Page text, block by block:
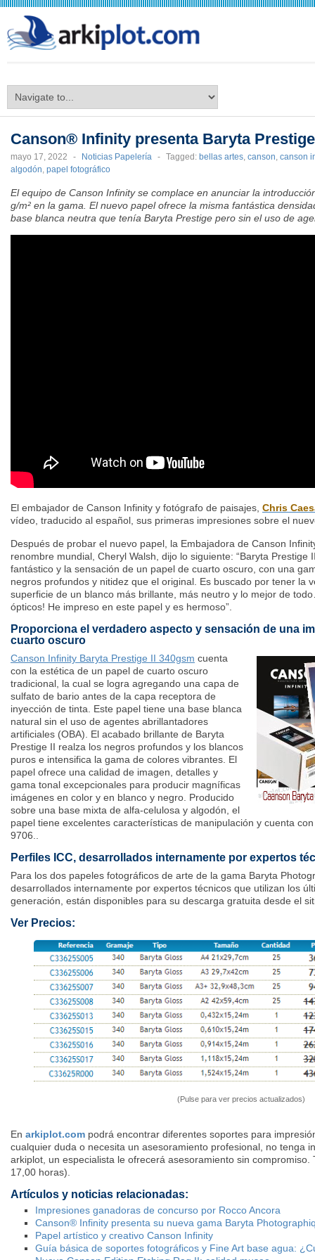
Canson® Infinity presenta Baryta
mayo 17, 2022 - Noticias Papelería - Tagged: bellas artes, canson, canson
algodón, papel fotográfico
El equipo de Canson Infinity se complace en anunciar la
g/m² en la gama. El nuevo papel ofrece la misma fantástica
base blanca neutra que tenía Baryta Prestige pero sin el uso de
El embajador de Canson Infinity y fotógrafo de paisajes, Chris
vídeo, traducido al español, sus primeras impresiones sobre el
Después de probar el nuevo papel, la Embajadora de Canson
renombre mundial, Cheryl Walsh, dijo lo siguiente: “Baryta Prestige
fantástico y la sensación de un papel de cuarto oscuro, con una
negros profundos y nitidez que el original. Es buscado por tener la
superficie de un blanco más brillante, más neutro y lo mejor de
ópticos! He impreso en este papel y es hermoso”.
Proporciona el verdadero aspecto y sensación de una
cuarto oscuro
Canson Infinity Baryta Prestige II 340gsm cuenta
con la estética de un papel de cuarto oscuro
tradicional, la cual se logra agregando una capa de
sulfato de bario antes de la capa receptora de
inyección de tinta. Este papel tiene una base blanca
natural sin el uso de agentes abrillantadores
artificiales (OBA). El acabado brillante de Baryta
Prestige II realza los negros profundos y los blancos
puros e intensifica la gama de colores vibrantes. El
papel ofrece una calidad de imagen, detalles y
gama tonal excepcionales para producir magníficas
imágenes en color y en blanco y negro. Producido
sobre una base mixta de alfa-celulosa y algodón, el
papel tiene excelentes características de manipulación y cuenta
9706..
Perfiles ICC, desarrollados internamente por expertos
Para los dos papeles fotográficos de arte de la gama Baryta
desarrollados internamente por expertos técnicos que utilizan los
generación, están disponibles para su descarga gratuita desde el
Ver Precios:
(Pulse para ver precios actualizados)
En arkiplot.com podrá encontrar diferentes soportes para
cualquier duda o necesita un asesoramiento profesional, no tenga
arkiplot, un especialista le ofrecerá asesoramiento sin
17,00 horas).
Artículos y noticias relacionadas:
Impresiones ganadoras de concurso por Rocco Ancora
Canson® Infinity presenta su nueva gama Baryta
Papel artístico y creativo Canson Infinity
Guía básica de soportes fotográficos y Fine Art base agua: